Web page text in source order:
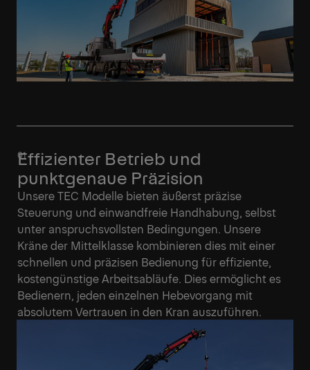
Effizienter Betrieb und
punktgenaue Präzision
Unsere TEC Modelle bieten äußerst präzise
Steuerung und einwandfreie Handhabung, selbst
unter anspruchsvollsten Bedingungen. Unsere
Kräne der Mittelklasse kombinieren dies mit einer
schnellen und präzisen Bedienung für effiziente,
kostengünstige Arbeitsabläufe. Dies ermöglicht es
Bedienern, jeden einzelnen Hebevorgang mit
absolutem Vertrauen in den Kran auszuführen.